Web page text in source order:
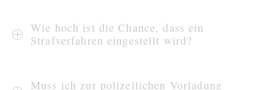
Wie hoch ist die Chance, dass ein
Strafverfahren eingestellt wird?
Muss ich zur polizeilichen Vorladung